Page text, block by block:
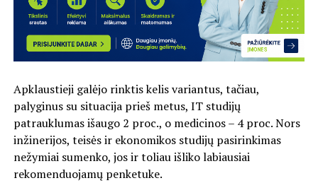
Apklaustieji galėjo rinktis kelis variantus, tačiau,
palyginus su situacija prieš metus, IT studijų
patrauklumas išaugo 2 proc., o medicinos – 4 proc. Nors
inžinerijos, teisės ir ekonomikos studijų pasirinkimas
nežymiai sumenko, jos ir toliau išliko labiausiai
rekomenduojamų penketuke.